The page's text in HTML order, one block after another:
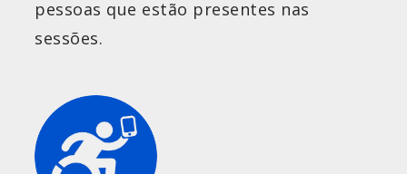
pessoas que estão presentes nas
sessões.